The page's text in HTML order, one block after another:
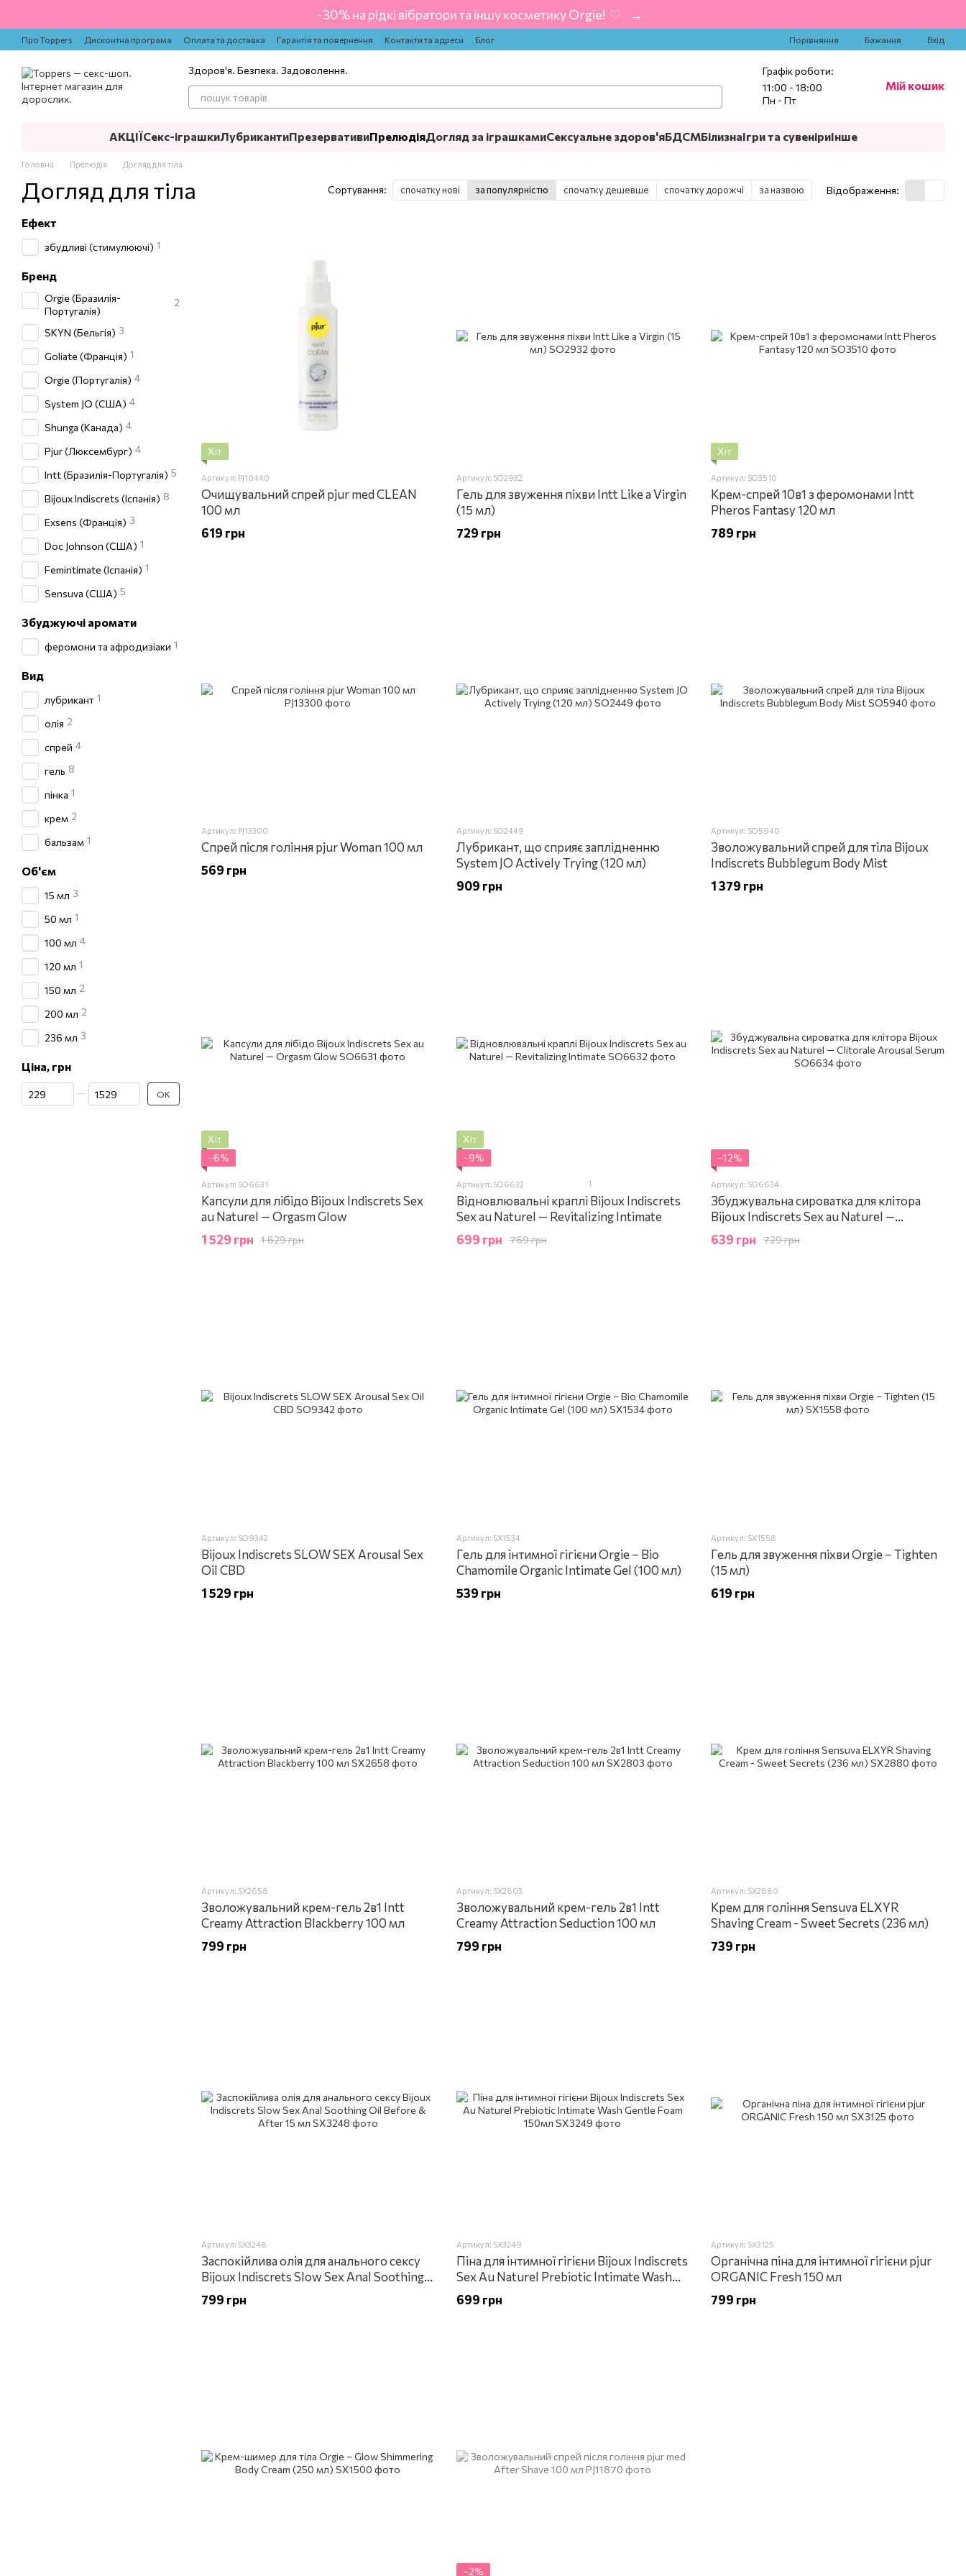
-30% на рідкі вібратори та іншу косметику Orgie! ‍ ♡ ‍ → ‍
Про Toppers Дисконтна програма Оплата та доставка Гарантія та повернення Контакти та адреси Блог Порівняння Бажання Вхід
Здоров'я. Безпека. Задоволення.
Графік роботи:
11:00 - 18:00
Пн - Пт
Мій кошик
АКЦІЇСекс-іграшкиЛубрикантиПрезервативиПрелюдіяДогляд за іграшкамиСексуальне здоров'яБДСМБілизнаІгри та сувеніриІнше
Головна Прелюдія Догляд для тіла
Догляд для тіла Сортування: спочатку нові за популярністю спочатку дешевше спочатку дорожчі за назвою Відображення:
Хіт
Артикул: PJ10440
Очищувальний спрей pjur med CLEAN
100 мл
619 грн
Артикул: SO2932
Гель для звуження піхви Intt Like a Virgin
(15 мл)
729 грн
Хіт
Артикул: SO3510
Крем-спрей 10в1 з феромонами Intt
Pheros Fantasy 120 мл
789 грн
Артикул: PJ13300
Спрей після гоління pjur Woman 100 мл
569 грн
Артикул: SO2449
Лубрикант, що сприяє заплідненню
System JO Actively Trying (120 мл)
909 грн
Артикул: SO5940
Зволожувальний спрей для тіла Bijoux
Indiscrets Bubblegum Body Mist
1 379 грн
Хіт
−6%
Артикул: SO6631
Капсули для лібідо Bijoux Indiscrets Sex
au Naturel — Orgasm Glow
1 629 грн
1 529 грн
Хіт
−9%
Артикул: SO6632 1
Відновлювальні краплі Bijoux Indiscrets
Sex au Naturel — Revitalizing Intimate
769 грн
699 грн
−12%
Артикул: SO6634
Збуджувальна сироватка для клітора
Bijoux Indiscrets Sex au Naturel —
Clitorale Arousal Serum
729 грн
639 грн
Артикул: SO9342
Bijoux Indiscrets SLOW SEX Arousal Sex
Oil CBD
1 529 грн
Артикул: SX1534
Гель для інтимної гігієни Orgie – Bio
Chamomile Organic Intimate Gel (100 мл)
539 грн
Артикул: SX1558
Гель для звуження піхви Orgie – Tighten
(15 мл)
619 грн
Артикул: SX2658
Зволожувальний крем-гель 2в1 Intt
Creamy Attraction Blackberry 100 мл
799 грн
Артикул: SX2803
Зволожувальний крем-гель 2в1 Intt
Creamy Attraction Seduction 100 мл
799 грн
Артикул: SX2880
Крем для гоління Sensuva ELXYR
Shaving Cream - Sweet Secrets (236 мл)
739 грн
Артикул: SX3248
Заспокійлива олія для анального сексу
Bijoux Indiscrets Slow Sex Anal Soothing
Oil Before & After 15 мл
799 грн
Артикул: SX3249
Піна для інтимної гігієни Bijoux Indiscrets
Sex Au Naturel Prebiotic Intimate Wash
Gentle Foam 150мл
699 грн
Артикул: SX3125
Органічна піна для інтимної гігієни pjur
ORGANIC Fresh 150 мл
799 грн
−2%
Ефект
збудливі (стимулюючі) 1
Бренд
Orgie (Бразилія-
Португалія)
2
SKYN (Бельгія) 3
Goliate (Франція) 1
Orgie (Португалія) 4
System JO (США) 4
Shunga (Канада) 4
Pjur (Люксембург) 4
Intt (Бразилія-Португалія) 5
Bijoux Indiscrets (Іспанія) 8
Exsens (Франція) 3
Doc Johnson (США) 1
Femintimate (Іспанія) 1
Sensuva (США) 5
Збуджуючі аромати
феромони та афродизіаки 1
Вид
лубрикант 1
олія 2
спрей 4
гель 8
пінка 1
крем 2
бальзам 1
Об'єм
15 мл 3
50 мл 1
100 мл 4
120 мл 1
150 мл 2
200 мл 2
236 мл 3
Ціна, грн
Від Ціна, грн
До Ціна, грн ОК